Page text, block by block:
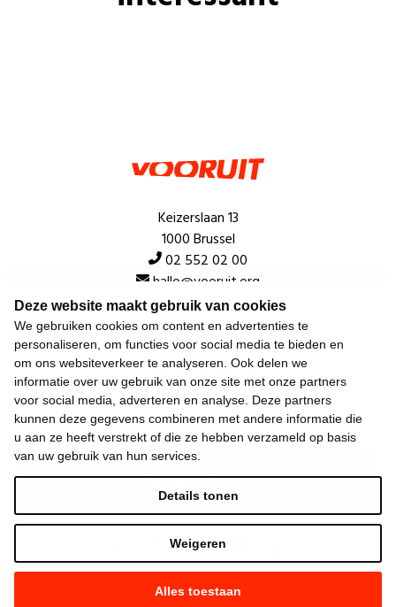
Deze website maakt gebruik van cookies
We gebruiken cookies om content en advertenties te
personaliseren, om functies voor social media te bieden en
om ons websiteverkeer te analyseren. Ook delen we
informatie over uw gebruik van onze site met onze partners
voor social media, adverteren en analyse. Deze partners
kunnen deze gegevens combineren met andere informatie die
u aan ze heeft verstrekt of die ze hebben verzameld op basis
van uw gebruik van hun services.
Alles toestaan
Weigeren
Details tonen
Keizerslaan 13
1000 Brussel
02 552 02 00
hallo@vooruit.org
Snel
Over de beweging
Algemeen
Laatste nieuws